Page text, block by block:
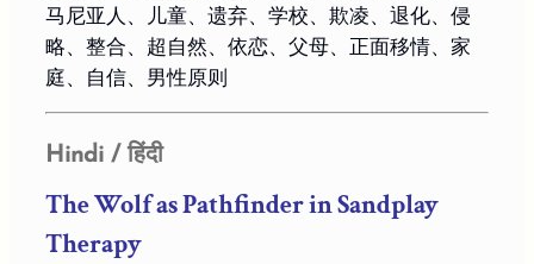
马尼亚人、儿童、遗弃、学校、欺凌、退化、侵
略、整合、超自然、依恋、父母、正面移情、家
庭、自信、男性原则
Hindi / हिंदी
The Wolf as Pathfinder in Sandplay
Therapy